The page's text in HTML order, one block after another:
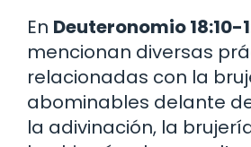
En Deuteronomio 18:10-
mencionan diversas
relacionadas con la
abominables delante
la adivinación, la